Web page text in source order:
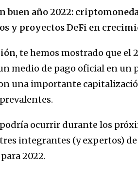
buen año 2022:
y proyectos DeFi en
, te hemos mostrado que el
medio de pago oficial en un
una importante
ocurrir durante los
integrantes (y expertos)
2022.